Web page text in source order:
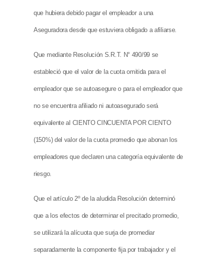
que hubiera debido pagar el empleador a una
Aseguradora desde que estuviera obligado a afiliarse.
Que mediante Resolución S.R.T. N° 490/99 se
estableció que el valor de la cuota omitida para el
empleador que se autoasegure o para el empleador que
no se encuentra afiliado ni autoasegurado será
equivalente al CIENTO CINCUENTA POR CIENTO
(150%) del valor de la cuota promedio que abonan los
empleadores que declaren una categoría equivalente de
riesgo.
Que el artículo 2º de la aludida Resolución determinó
que a los efectos de determinar el precitado promedio,
se utilizará la alícuota que surja de promediar
separadamente la componente fija por trabajador y el